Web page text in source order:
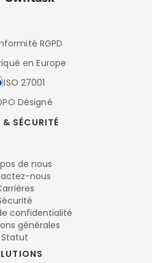
RGPD
en Europe
ISO 27001
Désigné
& SÉCURITÉ
de nous
nous
confidentialité
générales
Statut